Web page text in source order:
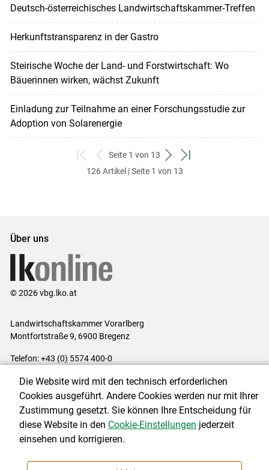
Deutsch-österreichisches Landwirtschaftskammer-Treffen
Herkunftstransparenz in der Gastro
Steirische Woche der Land- und Forstwirtschaft: Wo
Bäuerinnen wirken, wächst Zukunft
Einladung zur Teilnahme an einer Forschungsstudie zur
Adoption von Solarenergie
zum
ersten
zurück
zum
Seite 1 von 13
weiter
zum
zum
126 Artikel | Seite 1 von 13
Über uns
© 2026 vbg.lko.at
Landwirtschaftskammer Vorarlberg
Montfortstraße 9, 6900 Bregenz
Telefon: +43 (0) 5574 400-0
Impressum|Kontakt|Datenschutzerklärung|Barrierefreiheit|
Cookie-Einstellungen
NEWSLETTER
Die Website wird mit den technisch erforderlichen
Cookies ausgeführt. Andere Cookies werden nur mit Ihrer
Zustimmung gesetzt. Sie können Ihre Entscheidung für
diese Website in den Cookie-Einstellungen jederzeit
einsehen und korrigieren.